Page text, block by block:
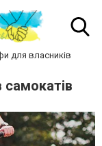
для власників